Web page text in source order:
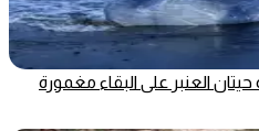
العنبر على البقاء مغمورة